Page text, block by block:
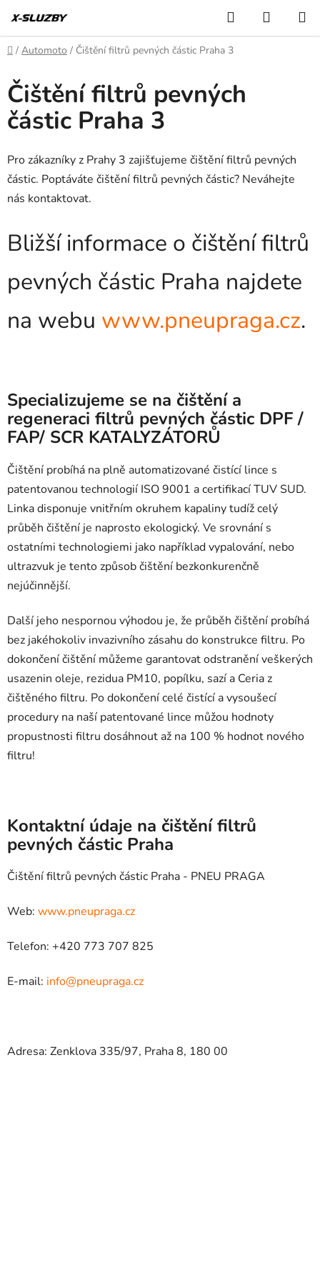
na
obsah
Hledat
KOŠÍK
Domů
/ Automoto / Čištění filtrů pevných částic Praha 3
Čištění filtrů pevných
částic Praha 3
Pro zákazníky z Prahy 3 zajišťujeme čištění filtrů pevných
částic. Poptáváte čištění filtrů pevných částic? Neváhejte
nás kontaktovat.
Bližší informace o čištění filtrů
pevných částic Praha najdete
na webu www.pneupraga.cz.
Specializujeme se na čištění a
regeneraci filtrů pevných částic DPF /
FAP/ SCR KATALYZÁTORŮ
Čištění probíhá na plně automatizované čistící lince s
patentovanou technologií ISO 9001 a certifikací TUV SUD.
Linka disponuje vnitřním okruhem kapaliny tudíž celý
průběh čištění je naprosto ekologický. Ve srovnání s
ostatními technologiemi jako například vypalování, nebo
ultrazvuk je tento způsob čištění bezkonkurenčně
nejúčinnější.
Další jeho nespornou výhodou je, že průběh čištění probíhá
bez jakéhokoliv invazivního zásahu do konstrukce filtru. Po
dokončení čištění můžeme garantovat odstranění veškerých
usazenin oleje, rezidua PM10, popílku, sazí a Ceria z
čištěného filtru. Po dokončení celé čistící a vysoušecí
procedury na naší patentované lince můžou hodnoty
propustnosti filtru dosáhnout až na 100 % hodnot nového
filtru!
Kontaktní údaje na čištění filtrů
pevných částic Praha
Čištění filtrů pevných částic Praha - PNEU PRAGA
Web: www.pneupraga.cz
Telefon: +420 773 707 825
E-mail: info@pneupraga.cz
Adresa: Zenklova 335/97, Praha 8, 180 00